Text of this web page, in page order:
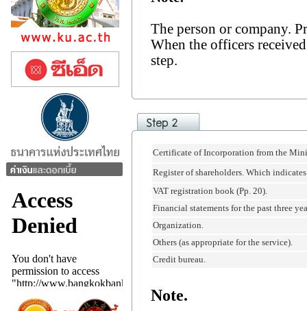
The person or company.
When the officers
step.
Certificate of Incorporation from the
Register of shareholders. Which
VAT registration book (Pp. 20).
Financial statements for the past three
Organization.
Others (as appropriate for the service).
Credit bureau.
Note.